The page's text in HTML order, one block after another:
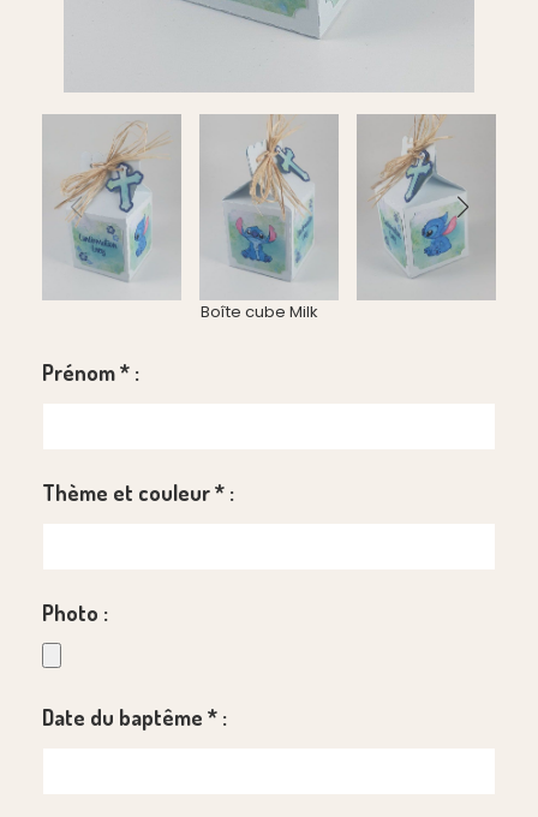
Boîte cube Milk
Prénom* :
Thème et couleur* :
Photo :
Date du baptême * :